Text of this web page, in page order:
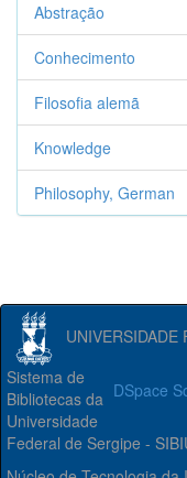
Abstração
Conhecimento
Filosofia alemã
Knowledge
Philosophy, German
UNIVERSIDADE
DSpace
Sistema de
Bibliotecas da
Universidade
Federal de Sergipe -